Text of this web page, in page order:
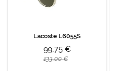
Lacoste L6055S
99,75 €
133,00 €